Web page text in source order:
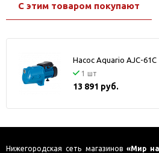
С этим товаром покупают
Насос Aquario AJC-61С
1 шт
13 891 руб.
Нижегородская сеть магазинов «Мир